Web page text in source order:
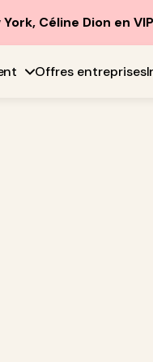
York, Céline Dion en VIP
Offres entreprises